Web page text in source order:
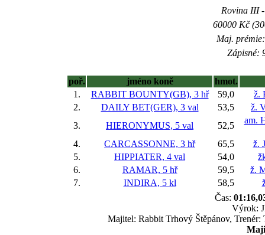
Rovina III
60000 Kč
Maj.
Zápisné:
poř. jméno koně
hmot.
1.
RABBIT BOUNTY(GB), 3 hř 59,0
ž.
2.
DAILY BET(GER), 3 val 53,5
ž.
3.
HIERONYMUS, 5 val 52,5
am.
4. CARCASSONNE, 3 hř 65,5
ž.
5.
HIPPIATER, 4 val 54,0
6.
RAMAR, 5 hř 59,5
ž.
7.
INDIRA, 5 kl 58,5
Čas:
Výrok:
Majitel: Rabbit Trhový Štěpánov,